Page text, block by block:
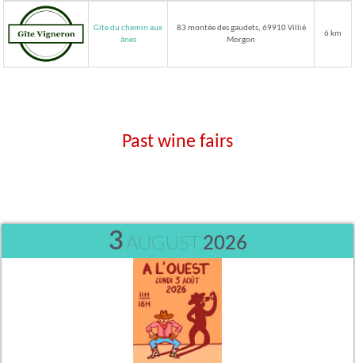
Gîte du chemin aux
ânes
83 montée des gaudets, 69910 Villié
Morgon
6 km
Past wine fairs
3AUGUST 2026